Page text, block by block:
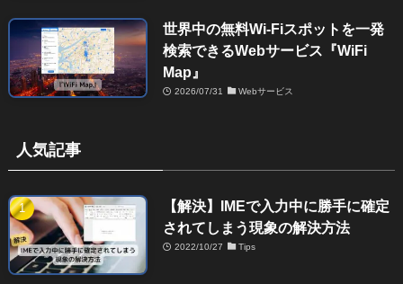
世界中の無料Wi-Fiスポットを一発
検索できるWebサービス『WiFi
Map』
2026/07/31 Webサービス
人気記事
【解決】IMEで入力中に勝手に確定
されてしまう現象の解決方法
2022/10/27 Tips